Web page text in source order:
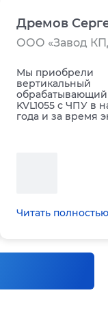
Дремов
ООО «Завод
Мы приобрели
вертикальный
KVL1055 с ЧПУ в
года и за время
Читать полностью